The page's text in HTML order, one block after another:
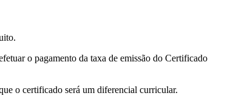
o pagamento da taxa de emissão do Certificado
o certificado será um diferencial curricular.